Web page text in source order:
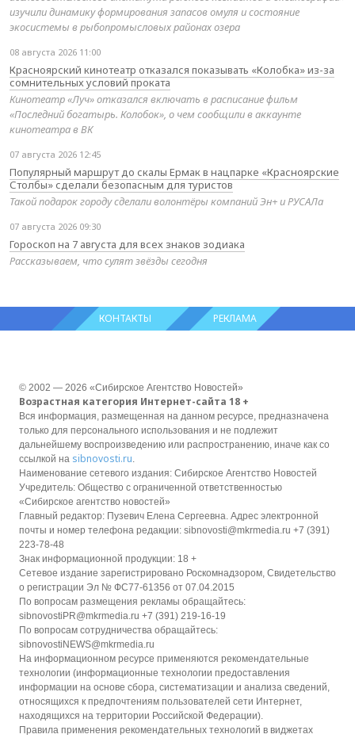
изучили динамику формирования запасов омуля и состояние
экосистемы в рыбопромысловых районах озера
08 августа 2026 11:00
Красноярский кинотеатр отказался показывать «Колобка» из-за
сомнительных условий проката
Кинотеатр «Луч» отказался включать в расписание фильм
«Последний богатырь. Колобок», о чем сообщили в аккаунте
кинотеатра в ВК
07 августа 2026 12:45
Популярный маршрут до скалы Ермак в нацпарке «Красноярские
Столбы» сделали безопасным для туристов
Такой подарок городу сделали волонтёры компаний Эн+ и РУСАЛа
07 августа 2026 09:30
Гороскоп на 7 августа для всех знаков зодиака
Рассказываем, что сулят звёзды сегодня
КОНТАКТЫ РЕКЛАМА
© 2002 — 2026 «Сибирское Агентство Новостей»
Возрастная категория Интернет-сайта 18 +
Вся информация, размещенная на данном ресурсе, предназначена
только для персонального использования и не подлежит
дальнейшему воспроизведению или распространению, иначе как со
ссылкой на sibnovosti.ru.
Наименование сетевого издания: Сибирское Агентство Новостей
Учредитель: Общество с ограниченной ответственностью
«Сибирское агентство новостей»
Главный редактор: Пузевич Елена Сергеевна. Адрес электронной
почты и номер телефона редакции: sibnovosti@mkrmedia.ru +7 (391)
223-78-48
Знак информационной продукции: 18 +
Сетевое издание зарегистрировано Роскомнадзором, Свидетельство
о регистрации Эл № ФС77-61356 от 07.04.2015
По вопросам размещения рекламы обращайтесь:
sibnovostiPR@mkrmedia.ru +7 (391) 219-16-19
По вопросам сотрудничества обращайтесь:
sibnovostiNEWS@mkrmedia.ru
На информационном ресурсе применяются рекомендательные
технологии (информационные технологии предоставления
информации на основе сбора, систематизации и анализа сведений,
относящихся к предпочтениям пользователей сети Интернет,
находящихся на территории Российской Федерации).
Правила применения рекомендательных технологий в виджетах